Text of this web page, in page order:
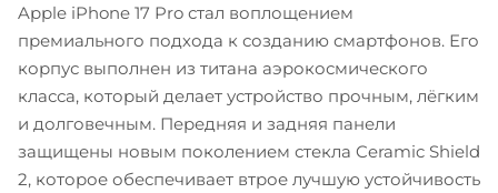
Apple iPhone 17 Pro стал воплощением
премиального подхода к созданию смартфонов. Его
корпус выполнен из титана аэрокосмического
класса, который делает устройство прочным, лёгким
и долговечным. Передняя и задняя панели
защищены новым поколением стекла Ceramic Shield
2, которое обеспечивает втрое лучшую устойчивость